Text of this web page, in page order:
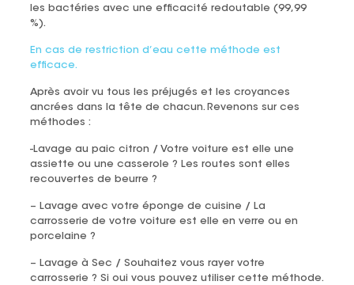
les bactéries avec une efficacité redoutable (99,99
%).
En cas de restriction d’eau cette méthode est
efficace.
Après avoir vu tous les préjugés et les croyances
ancrées dans la tête de chacun. Revenons sur ces
méthodes :
-Lavage au paic citron / Votre voiture est elle une
assiette ou une casserole ? Les routes sont elles
recouvertes de beurre ?
– Lavage avec votre éponge de cuisine / La
carrosserie de votre voiture est elle en verre ou en
porcelaine ?
– Lavage à Sec / Souhaitez vous rayer votre
carrosserie ? Si oui vous pouvez utiliser cette méthode.